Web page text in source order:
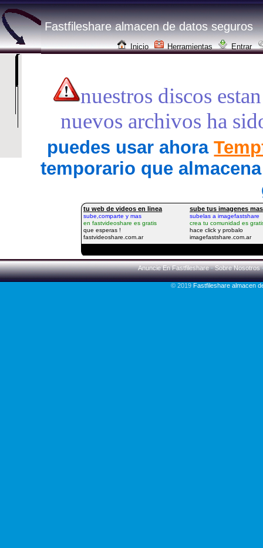
Inicio Herramientas Entrar
Fastfileshare almacen de datos seguros
nuestros discos
nuevos archivos ha
puedes usar ahora
temporario que
Anuncie En Fastfileshare-Sobre Nosotros
© 2019Fastfileshare almacen